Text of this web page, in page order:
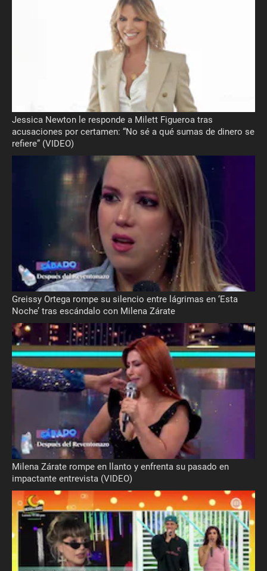
Jessica Newton le responde a Milett Figueroa tras
acusaciones por certamen: “No sé a qué sumas de dinero se
refiere” (VIDEO)
Greissy Ortega rompe su silencio entre lágrimas en ‘Esta
Noche’ tras escándalo con Milena Zárate
Milena Zárate rompe en llanto y enfrenta su pasado en
impactante entrevista (VIDEO)